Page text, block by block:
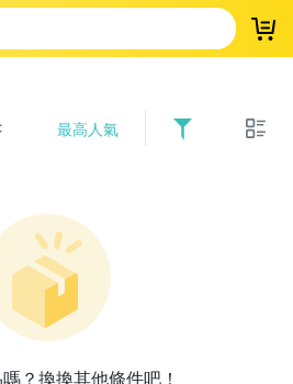
登
最高人氣
？換換其他條件吧！